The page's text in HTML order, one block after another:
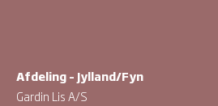
Afdeling – Jylland/Fyn
Gardin Lis A/S